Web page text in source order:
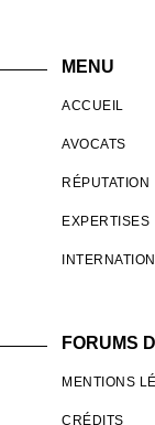
MENU
ACCUEIL
AVOCATS
RÉPUTATION
EXPERTISES
FORUMS
MENTIONS
CRÉDITS